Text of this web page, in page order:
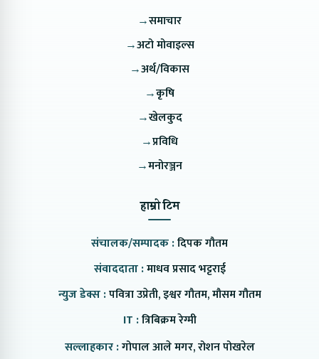
→समाचार
→अटो मोवाइल्स
→अर्थ/विकास
→कृषि
→खेलकुद
→प्रविधि
→मनोरञ्जन
हाम्रो टिम
संचालक/सम्पादक :दिपक गौतम
संवाददाता :माधव प्रसाद भट्टराई
न्युज डेक्स :पवित्रा उप्रेती, इश्वर गौतम, मौसम गौतम
IT :त्रिबिक्रम रेग्मी
सल्लाहकार :गोपाल आले मगर, रोशन पोखरेल